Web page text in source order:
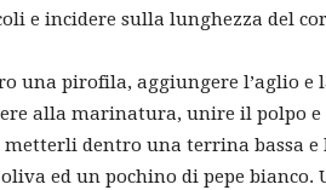
e incidere sulla lunghezza del
una pirofila, aggiungere l’aglio
alla marinatura, unire il polpo
dentro una terrina bassa e
ed un pochino di pepe